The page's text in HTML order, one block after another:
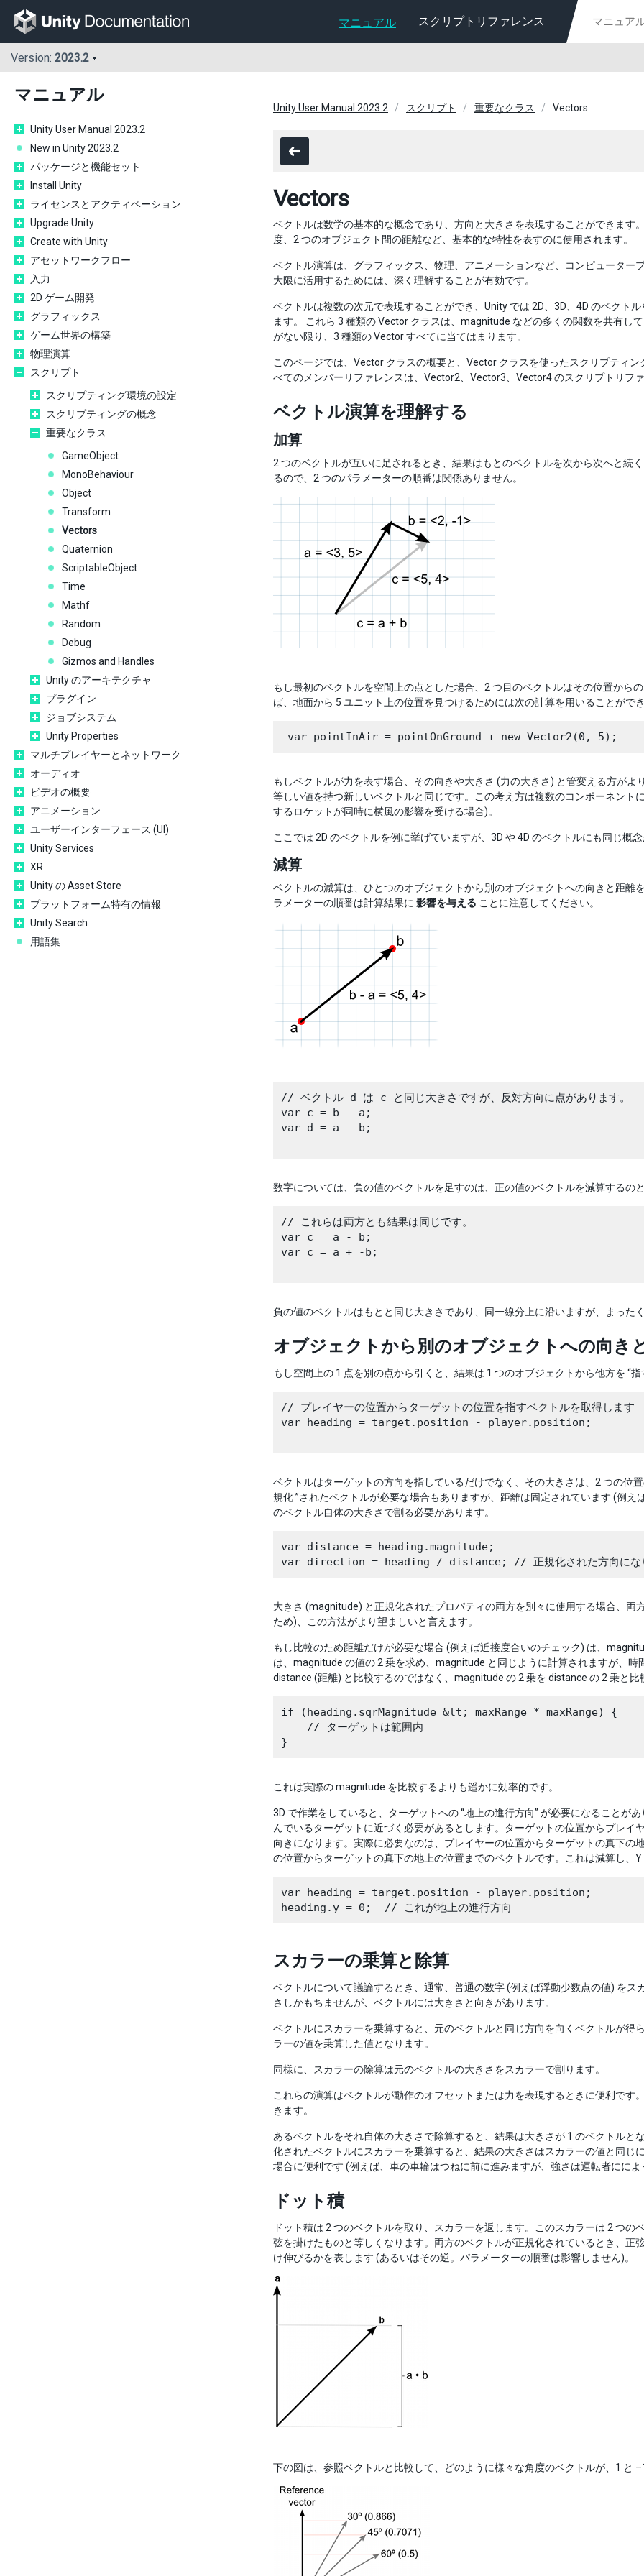
マニュアル スクリプトリファレンス
Version: 2023.2
マニュアル
Unity User Manual 2023.2
New in Unity 2023.2
パッケージと機能セット
Install Unity
ライセンスとアクティベーション
Upgrade Unity
Create with Unity
アセットワークフロー
入力
2D ゲーム開発
グラフィックス
ゲーム世界の構築
物理演算
スクリプト
スクリプティング環境の設定
スクリプティングの概念
重要なクラス
GameObject
MonoBehaviour
Object
Transform
Vectors
Quaternion
ScriptableObject
Time
Mathf
Random
Debug
Gizmos and Handles
Unity のアーキテクチャ
プラグイン
ジョブシステム
Unity Properties
マルチプレイヤーとネットワーク
オーディオ
ビデオの概要
アニメーション
ユーザーインターフェース (UI)
Unity Services
XR
Unity の Asset Store
プラットフォーム特有の情報
Unity Search
用語集
Unity User Manual 2023.2 スクリプト 重要なクラス Vectors
Vectors
ベクトルは数学の基本的な概念であり、方向と大きさを表現することができます
度、2 つのオブジェクト間の距離など、基本的な特性を表すのに使用されます。
ベクトル演算は、グラフィックス、物理、アニメーションなど、コンピューター
大限に活用するためには、深く理解することが有効です。
ベクトルは複数の次元で表現することができ、Unity では 2D、3D、4D のベクト
ます。 これら 3 種類の Vector クラスは、magnitude などの多くの関数を共有し
がない限り、3 種類の Vector すべてに当てはまります。
このページでは、Vector クラスの概要と、Vector クラスを使ったスクリプティ
べてのメンバーリファレンスは、 Vector2 Vector3 Vector4のスクリプトリフ
ベクトル演算を理解する
加算
2 つのベクトルが互いに足されるとき、結果はもとのベクトルを次から次へと続
るので、2 つのパラメーターの順番は関係ありません。
もし最初のベクトルを空間上の点とした場合、2 つ目のベクトルはその位置から
ば、地面から 5 ユニット上の位置を見つけるためには次の計算を用いることができ
もしベクトルが力を表す場合、その向きや大きさ (力の大きさ) と管変える方が
等しい値を持つ新しいベクトルと同じです。この考え方は複数のコンポーネント
するロケットが同時に横風の影響を受ける場合)。
ここでは 2D のベクトルを例に挙げていますが、3D や 4D のベクトルにも同じ概念
減算
ベクトルの減算は、ひとつのオブジェクトから別のオブジェクトへの向きと距離
ラメーターの順番は計算結果に 影響を与える ことに注意してください。
// ベクトル d は c と同じ大きさですが、反対方向に点があります。
var c = b - a;
var d = a - b;
数字については、負の値のベクトルを足すのは、正の値のベクトルを減算するのと
// これらは両方とも結果は同じです。
var c = a - b;
var c = a + -b;
負の値のベクトルはもとと同じ大きさであり、同一線分上に沿いますが、まった
オブジェクトから別のオブジェクトへの向き
もし空間上の 1 点を別の点から引くと、結果は 1 つのオブジェクトから他方を “指
// プレイヤーの位置からターゲットの位置を指すベクトルを取得します
var heading = target.position - player.position;
ベクトルはターゲットの方向を指しているだけでなく、その大きさは、2 つの位
規化 ”されたベクトルが必要な場合もありますが、距離は固定されています (例
のベクトル自体の大きさで割る必要があります。
var distance = heading.magnitude;
大きさ (magnitude) と正規化されたプロパティの両方を別々に使用する場合、両
ため)、この方法がより望ましいと言えます。
もし比較のため距離だけが必要な場合 (例えば近接度合いのチェック) は、
は、magnitude の値の 2 乗を求め、magnitude と同じように計算されますが、
distance (距離) と比較するのではなく、magnitude の 2 乗を distance の 2 乗と比
if (heading.sqrMagnitude &lt; maxRange * maxRange) {
    // ターゲットは範囲内
これは実際の magnitude を比較するよりも遥かに効率的です。
3D で作業をしていると、ターゲットへの “地上の進行方向” が必要になることが
んでいるターゲットに近づく必要があるとします。ターゲットの位置からプレ
向きになります。実際に必要なのは、プレイヤーの位置からターゲットの真下
の位置からターゲットの真下の地上の位置までのベクトルです。これは減算し、Y
var heading = target.position - player.position;
スカラーの乗算と除算
ベクトルについて議論するとき、通常、普通の数字 (例えば浮動少数点の値) をス
さしかもちませんが、ベクトルには大きさと向きがあります。
ベクトルにスカラーを乗算すると、元のベクトルと同じ方向を向くベクトルが得
ラーの値を乗算した値となります。
同様に、スカラーの除算は元のベクトルの大きさをスカラーで割ります。
これらの演算はベクトルが動作のオフセットまたは力を表現するときに便利で
きます。
あるベクトルをそれ自体の大きさで除算すると、結果は大きさが 1 のベクトル
化されたベクトルにスカラーを乗算すると、結果の大きさはスカラーの値と同
場合に便利です (例えば、車の車輪はつねに前に進みますが、強さは運転者にによ
ドット積
ドット積は 2 つのベクトルを取り、スカラーを返します。このスカラーは 2 つ
弦を掛けたものと等しくなります。両方のベクトルが正規化されているとき、正
け伸びるかを表します (あるいはその逆。パラメーターの順番は影響しません)。
下の図は、参照ベクトルと比較して、どのように様々な角度のベクトルが、1 と